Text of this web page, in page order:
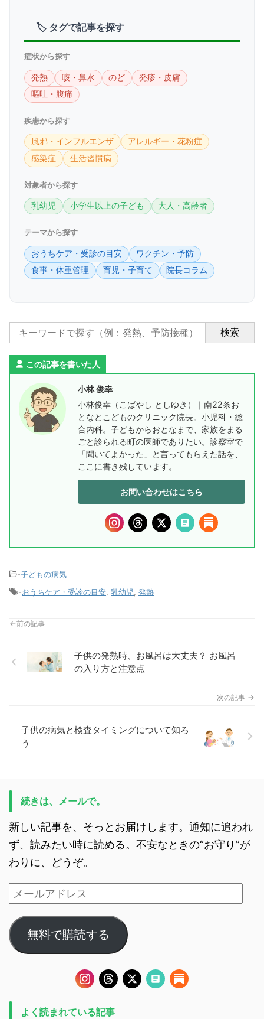
🏷 タグで記事を探す
症状から探す
発熱 咳・鼻水 のど
発疹・皮膚
嘔吐・腹痛
疾患から探す
風邪・インフルエンザ
アレルギー・花粉症
感染症
生活習慣病
対象者から探す
乳幼児 小学生以上の子ども 大人・高齢者
テーマから探す
おうちケア・受診の目安
ワクチン・予防
食事・体重管理
育児・子育て 院長コラム
検索
この記事を書いた人
小林 俊幸
小林俊幸（こばやし としゆき）｜南22条お
となとこどものクリニック院長。小児科・総
合内科。子どもからおとなまで、家族をまる
ごと診られる町の医師でありたい。診察室で
「聞いてよかった」と言ってもらえた話を、
ここに書き残しています。
お問い合わせはこちら
-子どもの病気
-おうちケア・受診の目安 乳幼児 発熱
子供の発熱時、お風呂は大丈夫？ お風呂
の入り方と注意点
子供の病気と検査タイミングについて知ろ
う
続きは、メールで。
新しい記事を、そっとお届けします。通知に追われ
ず、読みたい時に読める。不安なときの“お守り”が
わりに、どうぞ。
無料で購読する
よく読まれている記事